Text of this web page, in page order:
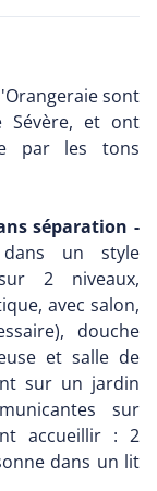
sont
Sévère, et ont
par les tons
séparation -
dans un style
2 niveaux,
avec salon,
douche
et salle de
sur un jardin
sur
accueillir : 2
dans un lit